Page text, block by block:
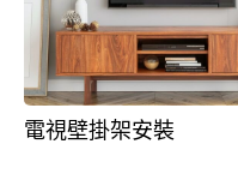
電視壁掛架安裝